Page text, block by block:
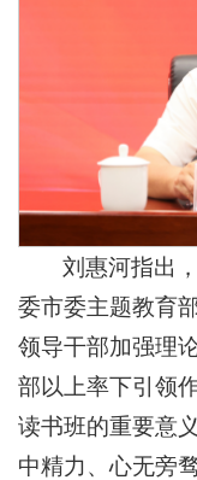
刘惠河指出
委市委主题教育
领导干部加强理
部以上率下引领
读书班的重要意
中精力、心无旁